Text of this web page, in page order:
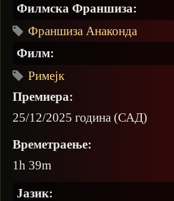
Филмска Франшиза:
Франшиза Анаконда
Филм:
Римејк
Премиера:
25/12/2025 година (САД)
Времетраење:
1h 39m
Јазик: